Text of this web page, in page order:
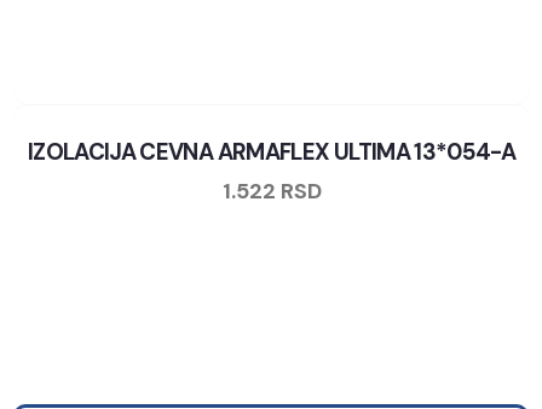
IZOLACIJA CEVNA ARMAFLEX ULTIMA 13*054-A
1.522 RSD